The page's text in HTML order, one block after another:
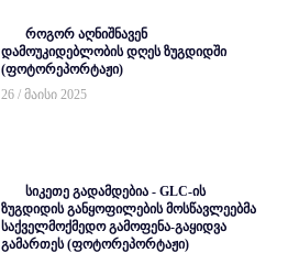
როგორ აღნიშნავენ
დამოუკიდებლობის დღეს ზუგდიდში
(ფოტორეპორტაჟი)
26 / მაისი 2025
სიკეთე გადამდებია - GLC-ის
ზუგდიდის განყოფილების მოსწავლეებმა
საქველმოქმედო გამოფენა-გაყიდვა
გამართეს (ფოტორეპორტაჟი)